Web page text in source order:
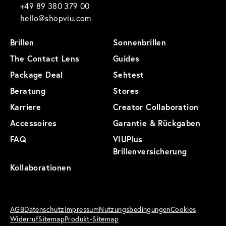
+49 89 380 379 00
hello@shopviu.com
Brillen
Sonnenbrillen
The Contact Lens
Guides
Package Deal
Sehtest
Beratung
Stores
Karriere
Creator Collaboration
Accessoires
Garantie & Rückgaben
FAQ
VIUPlus
Brillenversicherung
Kollaborationen
AGBDatenschutzImpressumNutzungsbedingungenCookies
WiderrufSitemapProdukt-Sitemap